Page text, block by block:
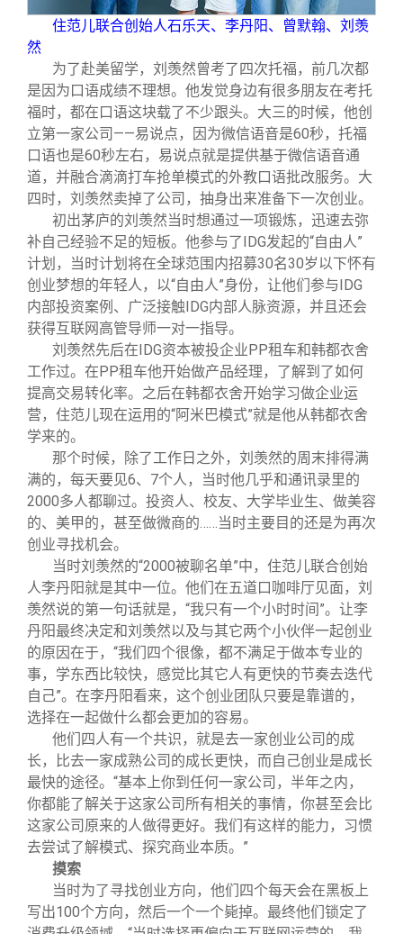
住范儿联合创始人石乐天、李丹阳、曾默翰、刘羡
然
为了赴美留学，刘羡然曾考了四次托福，前几次都
是因为口语成绩不理想。他发觉身边有很多朋友在考托
福时，都在口语这块载了不少跟头。大三的时候，他创
立第一家公司——易说点，因为微信语音是60秒，托福
口语也是60秒左右，易说点就是提供基于微信语音通
道，并融合滴滴打车抢单模式的外教口语批改服务。大
四时，刘羡然卖掉了公司，抽身出来准备下一次创业。
初出茅庐的刘羡然当时想通过一项锻炼，迅速去弥
补自己经验不足的短板。他参与了IDG发起的“自由人”
计划，当时计划将在全球范围内招募30名30岁以下怀有
创业梦想的年轻人，以“自由人”身份，让他们参与IDG
内部投资案例、广泛接触IDG内部人脉资源，并且还会
获得互联网高管导师一对一指导。
刘羡然先后在IDG资本被投企业PP租车和韩都衣舍
工作过。在PP租车他开始做产品经理，了解到了如何
提高交易转化率。之后在韩都衣舍开始学习做企业运
营，住范儿现在运用的“阿米巴模式”就是他从韩都衣舍
学来的。
那个时候，除了工作日之外，刘羡然的周末排得满
满的，每天要见6、7个人，当时他几乎和通讯录里的
2000多人都聊过。投资人、校友、大学毕业生、做美容
的、美甲的，甚至做微商的……当时主要目的还是为再次
创业寻找机会。
当时刘羡然的“2000被聊名单”中，住范儿联合创始
人李丹阳就是其中一位。他们在五道口咖啡厅见面，刘
羡然说的第一句话就是，“我只有一个小时时间”。让李
丹阳最终决定和刘羡然以及与其它两个小伙伴一起创业
的原因在于，“我们四个很像，都不满足于做本专业的
事，学东西比较快，感觉比其它人有更快的节奏去迭代
自己”。在李丹阳看来，这个创业团队只要是靠谱的，
选择在一起做什么都会更加的容易。
他们四人有一个共识，就是去一家创业公司的成
长，比去一家成熟公司的成长更快，而自己创业是成长
最快的途径。“基本上你到任何一家公司，半年之内，
你都能了解关于这家公司所有相关的事情，你甚至会比
这家公司原来的人做得更好。我们有这样的能力，习惯
去尝试了解模式、探究商业本质。”
摸索
当时为了寻找创业方向，他们四个每天会在黑板上
写出100个方向，然后一个一个毙掉。最终他们锁定了